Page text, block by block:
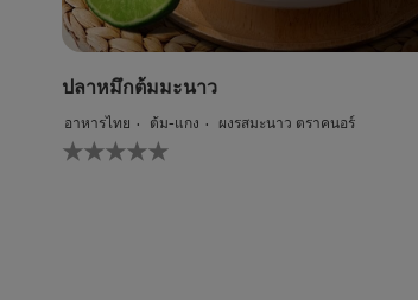
ปลาหมึกต้มมะนาว
อาหารไทย ต้ม-แกง ผงรสมะนาว ตราคนอร์
ไม่มี
การ